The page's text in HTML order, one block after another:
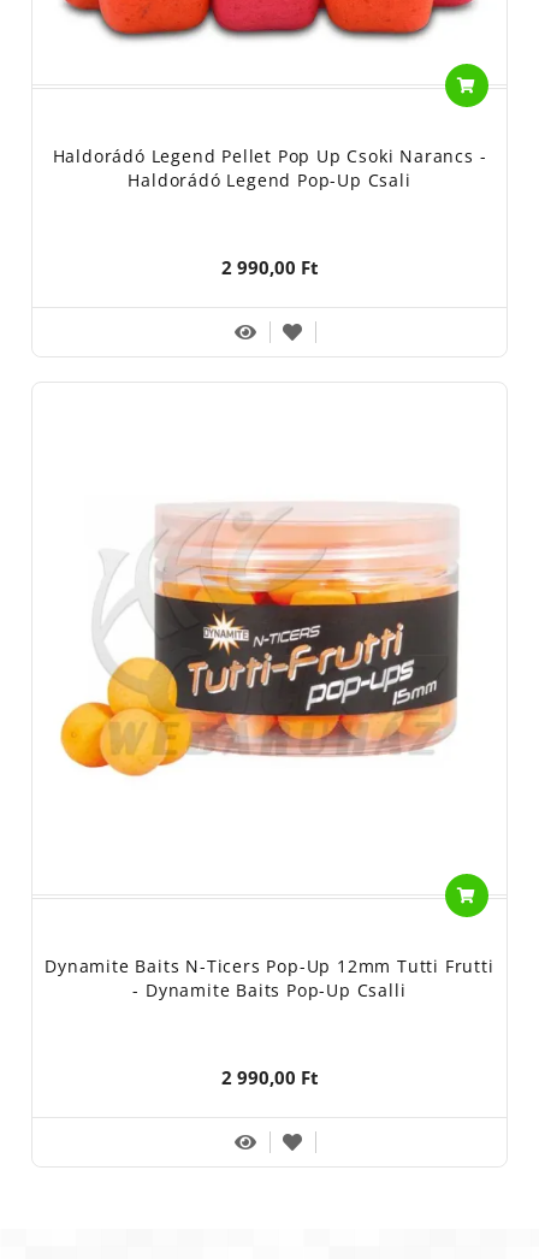
Haldorádó Legend Pellet Pop Up Csoki Narancs -
Haldorádó Legend Pop-Up Csali
2 990,00 Ft
Dynamite Baits N-Ticers Pop-Up 12mm Tutti Frutti
- Dynamite Baits Pop-Up Csalli
2 990,00 Ft